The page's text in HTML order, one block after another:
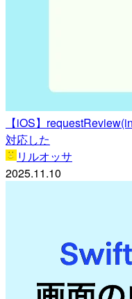
【iOS】
対応した
リルオッサ
2025.11.10